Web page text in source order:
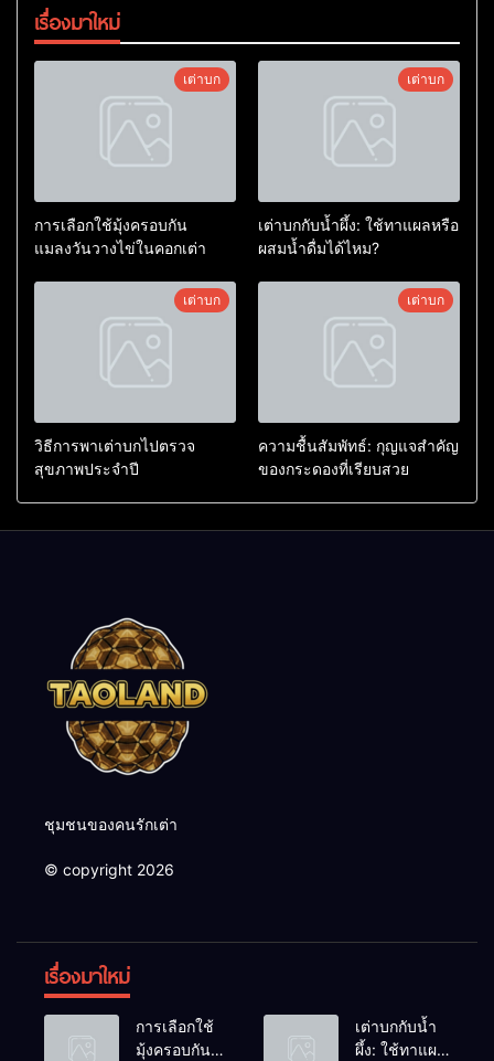
เรื่องมาใหม่
เต่าบก
การเลือกใช้มุ้งครอบกัน
แมลงวันวางไข่ในคอกเต่า
เต่าบก
เต่าบกกับน้ำผึ้ง: ใช้ทาแผลหรือ
ผสมน้ำดื่มได้ไหม?
เต่าบก
วิธีการพาเต่าบกไปตรวจ
สุขภาพประจำปี
เต่าบก
ความชื้นสัมพัทธ์: กุญแจสำคัญ
ของกระดองที่เรียบสวย
ชุมชนของคนรักเต่า
© copyright 2026
เรื่องมาใหม่
การเลือกใช้
มุ้งครอบกัน
เต่าบกกับน้ำ
ผึ้ง: ใช้ทาแผล